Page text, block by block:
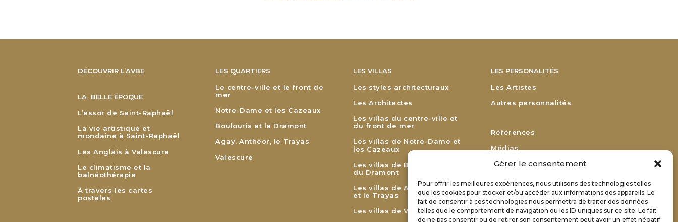
Gérer le consentement
Pour offrir les meilleures expériences, nous utilisons des technologies telles
que les cookies pour stocker et/ou accéder aux informations des appareils. Le
fait de consentir à ces technologies nous permettra de traiter des données
telles que le comportement de navigation ou les ID uniques sur ce site. Le fait
de ne pas consentir ou de retirer son consentement peut avoir un effet négatif
DÉCOUVRIR L’AVBE
LA BELLE ÉPOQUE
L’essor de Saint-Raphaël
La vie artistique et
mondaine à Saint-Raphaël
Les Anglais à Valescure
Le climatisme et la
balnéothérapie
À travers les cartes
postales
LES QUARTIERS
Le centre-ville et le front de
mer
Notre-Dame et les Cazeaux
Boulouris et le Dramont
Agay, Anthéor, le Trayas
Valescure
LES VILLAS
Les styles architecturaux
Les Architectes
Les villas du centre-ville et
du front de mer
Les villas de Notre-Dame et
les Cazeaux
Les villas de Boulouris et
du Dramont
Les villas de Agay, Anthéor
et le Trayas
Les villas de Valescure
LES PERSONALITÉS
Les Artistes
Autres personnalités
Références
Médias
Remerciements
Bulletin d’adhésion
Bulletin de renouvellement
Contact